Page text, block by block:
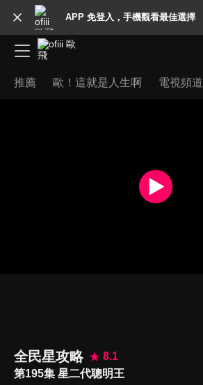
APP 免登入，手機觀看最佳選擇
推薦 歐！這就是人生啊 電視頻道
全民星攻略
8.1
第195集 星二代聰明王